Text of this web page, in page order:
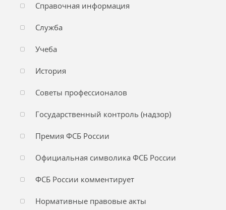
Справочная информация
Служба
Учеба
История
Советы профессионалов
Государственный контроль (надзор)
Премия ФСБ России
Официальная символика ФСБ России
ФСБ России комментирует
Нормативные правовые акты